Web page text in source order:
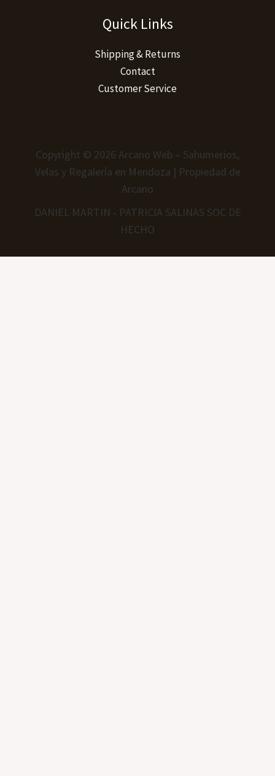
Quick Links
Shipping & Returns
Contact
Customer Service
Copyright © 2026 Arcano Web – Sahumerios,
Velas y Regalería en Mendoza | Propiedad de
Arcano
DANIEL MARTIN - PATRICIA SALINAS SOC DE
HECHO